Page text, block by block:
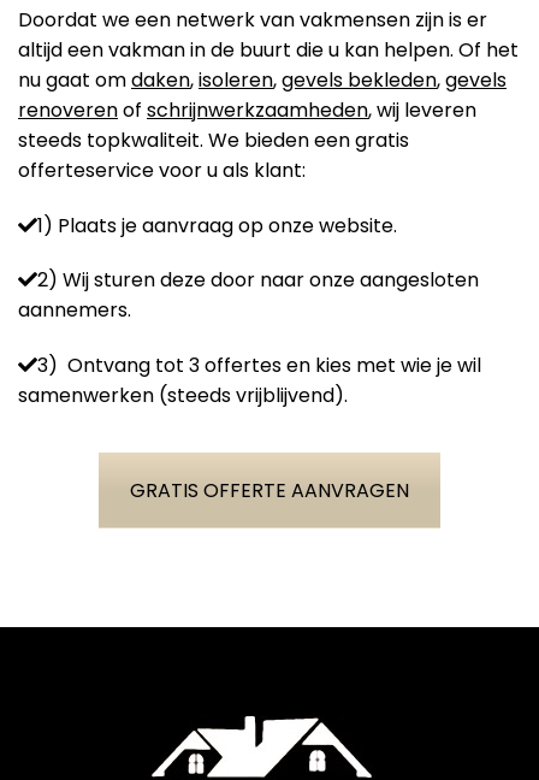
Doordat we een netwerk van vakmensen zijn is er
altijd een vakman in de buurt die u kan helpen. Of het
nu gaat omdaken,isoleren,gevels bekleden,gevels
renoverenof schrijnwerkzaamheden, wij leveren
steeds topkwaliteit. We bieden een gratis
offerteservice voor u als klant:
1) Plaats je aanvraag op onze website.
2) Wij sturen deze door naar onze aangesloten
aannemers.
3) Ontvang tot 3 offertes en kies met wie je wil
samenwerken (steeds vrijblijvend).
GRATIS OFFERTE AANVRAGEN